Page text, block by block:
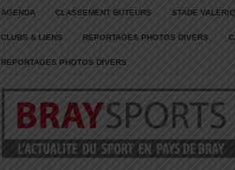
AGENDA CLASSEMENT BUTEURS STADE
CLUBS & LIENS REPORTAGES PHOTOS DIVERS
REPORTAGES PHOTOS DIVERS